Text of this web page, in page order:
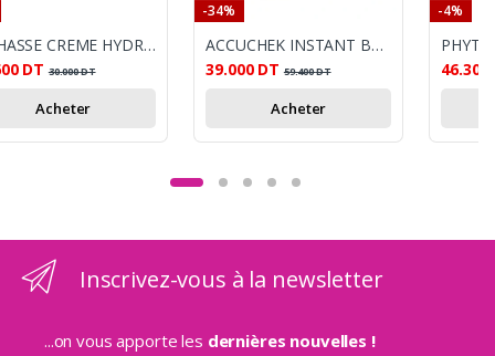
BIPHASSE CREME HYDRATANTE CORPS VANILLE 500ML
DT 30.000DT
Acheter
-34%
ACCUCHEK INSTANT BANDELETTES REACTIVES BOITE DE 50
39.000 DT 59.400DT
Acheter
-4%
46.300
Inscrivez-vous à la newsletter
...on vous apporte les dernières nouvelles !